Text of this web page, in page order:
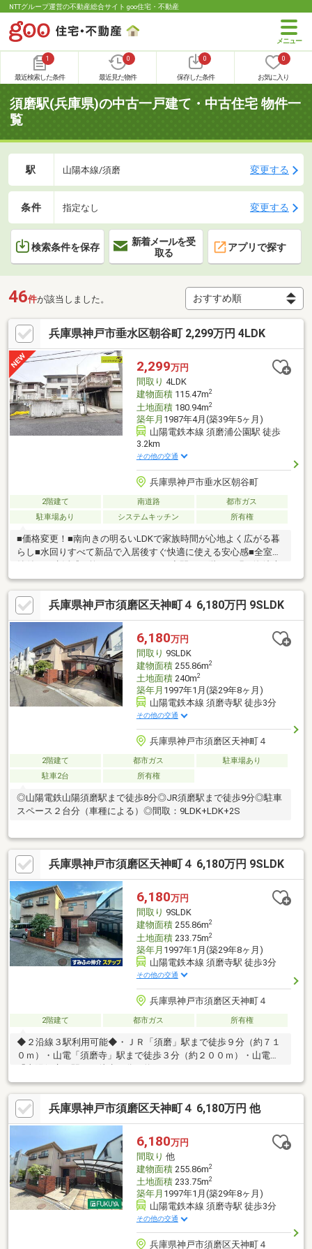
NTTグループ運営の不動産総合サイト goo住宅・不動産
1
最近検索した条件
0
最近見た物件
0
保存した条件
0
お気に入り
須磨駅(兵庫県)の中古一戸建て・中古住宅 物件一
覧
駅 山陽本線/須磨 変更する
条件 指定なし 変更する
検索条件を保存
新着メールを受
取る
アプリで探す
46件が該当しました。
兵庫県神戸市垂水区朝谷町 2,299万円 4LDK
2,299万円
間取り 4LDK
建物面積115.47m2
土地面積180.94m2
築年月 1987年4月(築39年5ヶ月)
山陽電鉄本線 須磨浦公園駅 徒歩
3.2km
その他の交通
兵庫県神戸市垂水区朝谷町
2階建て 南道路
都市ガス
駐車場あり
システムキッチン 所有権
■価格変更！■南向きの明るいLDKで家族時間が心地よく広がる暮
らし■水回りすべて新品で入居後すぐ快適に使える安心感■全室収
橋を望む特別な眺望が日常に■閑静な住宅街で落ち着いた子育て
環境を実現できる■スーパーやコンビニ徒歩圏で日々の買い物も
便利■駐車1台■塩屋北小学校（徒歩7分）・塩屋中学校自分たちに
合う物件が分からない方へ。ロコホームが住まい探しをお手伝い
します。SUUMO掲載物件に加え、「俺と私のLocoHouse」もご
紹介可能。物件見学だけでも大歓迎です。お気軽にご相談くださ
い！
兵庫県神戸市須磨区天神町４ 6,180万円 9SLDK
6,180万円
間取り 9SLDK
建物面積255.86m2
土地面積240m2
築年月 1997年1月(築29年8ヶ月)
山陽電鉄本線 須磨寺駅 徒歩3分
その他の交通
兵庫県神戸市須磨区天神町４
2階建て 都市ガス
駐車場あり
駐車2台
所有権
◎山陽電鉄山陽須磨駅まで徒歩8分◎JR須磨駅まで徒歩9分◎駐車
スペース２台分（車種による）◎間取：9LDK+LDK+2S
兵庫県神戸市須磨区天神町４ 6,180万円 9SLDK
6,180万円
間取り 9SLDK
建物面積255.86m2
土地面積233.75m2
築年月 1997年1月(築29年8ヶ月)
山陽電鉄本線 須磨寺駅 徒歩3分
その他の交通
兵庫県神戸市須磨区天神町４
2階建て 都市ガス 所有権
◆２沿線３駅利用可能◆・ＪＲ「須磨」駅まで徒歩９分（約７１
０ｍ）・山電「須磨寺」駅まで徒歩３分（約２００ｍ）・山電
兵庫県神戸市須磨区天神町４ 6,180万円 他
6,180万円
間取り 他
建物面積255.86m2
土地面積233.75m2
築年月 1997年1月(築29年8ヶ月)
山陽電鉄本線 須磨寺駅 徒歩3分
その他の交通
兵庫県神戸市須磨区天神町４